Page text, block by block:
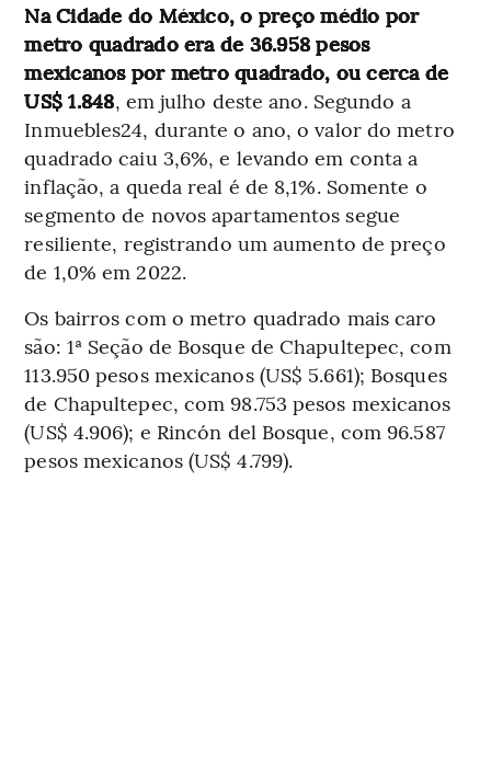
Na Cidade do México, o preço médio por
metro quadrado era de 36.958 pesos
mexicanos por metro quadrado, ou cerca de
US$ 1.848, em julho deste ano. Segundo a
Inmuebles24, durante o ano, o valor do metro
quadrado caiu 3,6%, e levando em conta a
inflação, a queda real é de 8,1%. Somente o
segmento de novos apartamentos segue
resiliente, registrando um aumento de preço
de 1,0% em 2022.
Os bairros com o metro quadrado mais caro
são: 1ª Seção de Bosque de Chapultepec, com
113.950 pesos mexicanos (US$ 5.661); Bosques
de Chapultepec, com 98.753 pesos mexicanos
(US$ 4.906); e Rincón del Bosque, com 96.587
pesos mexicanos (US$ 4.799).